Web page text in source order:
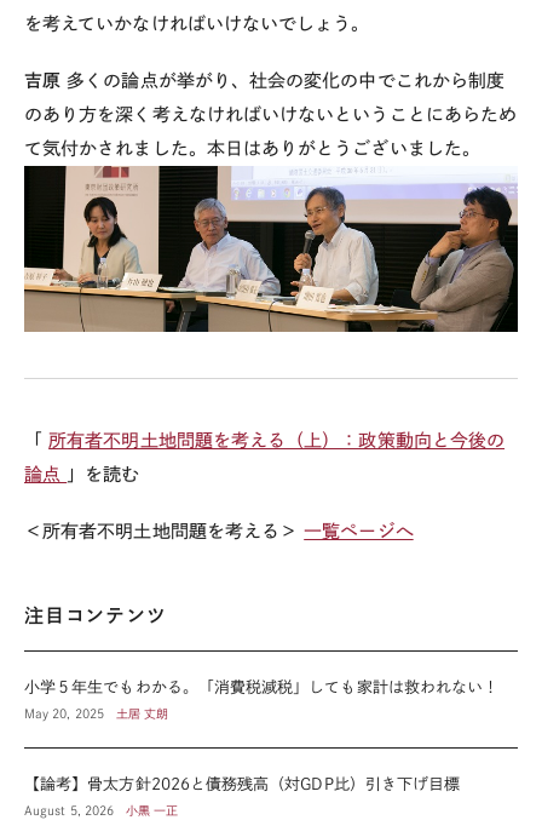
を考えていかなければいけないでしょう。
吉原多くの論点が挙がり、社会の変化の中でこれから制度
のあり方を深く考えなければいけないということにあらため
て気付かされました。本日はありがとうございました。
「 所有者不明土地問題を考える（上）：政策動向と今後の
論点
」を読む
＜所有者不明土地問題を考える＞一覧ページへ
注目コンテンツ
小学５年生でもわかる。「消費税減税」しても家計は救われない！
May 20, 2025 土居 丈朗
【論考】骨太方針2026と債務残高（対GDP比）引き下げ目標
August 5, 2026 小黒 一正